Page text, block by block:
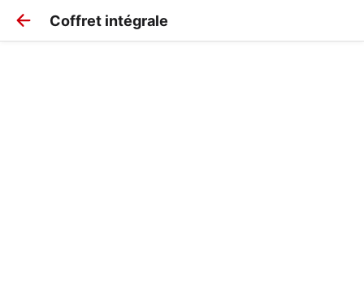
Coffret intégrale